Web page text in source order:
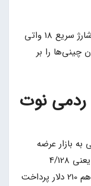
باتری 5000 میلی‌آمپر ساعتی با پشتیبانی از شارژ سریع 18 واتی
چینی‌ها را بر
نوت
بازار عرضه
خواهد شد و افراد برای خرید نسخه پایه آن یعنی 4/128
گیگابایتی باید 165 دلار و برای نسخه 8/128 هم 210 دلار پرداخت